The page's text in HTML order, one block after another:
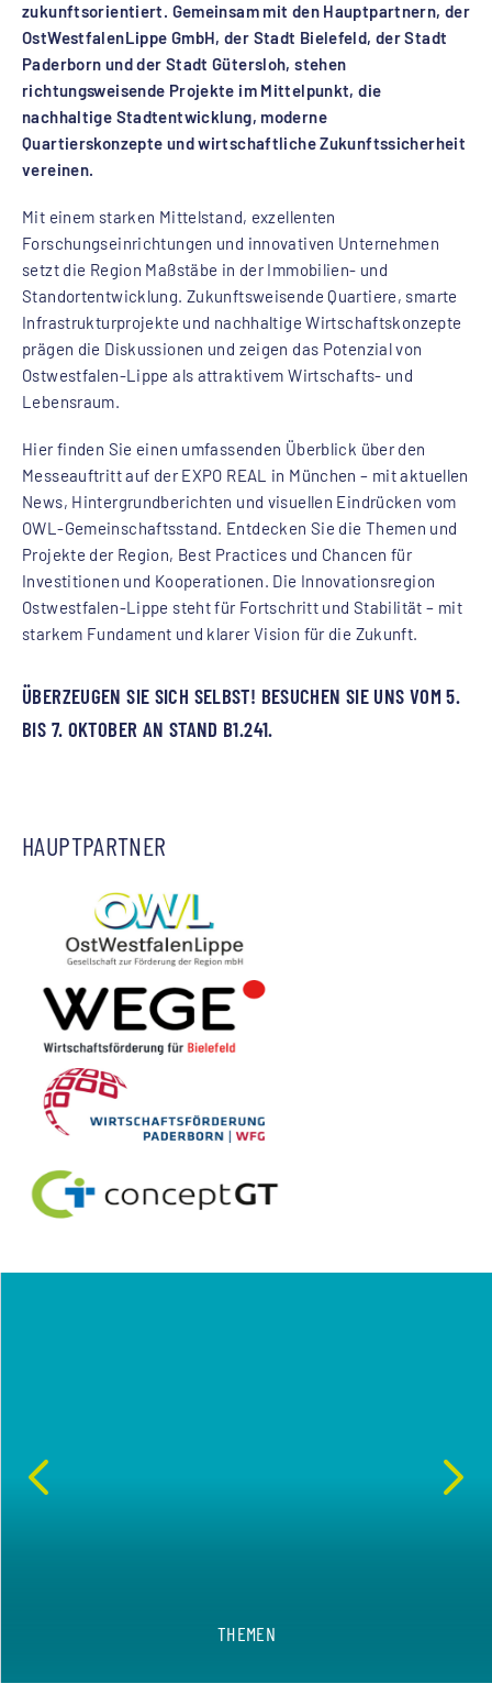
zukunftsorientiert. Gemeinsam mit den Hauptpartnern, der
OstWestfalenLippe GmbH, der Stadt Bielefeld, der Stadt
Paderborn und der Stadt Gütersloh, stehen
richtungsweisende Projekte im Mittelpunkt, die
nachhaltige Stadtentwicklung, moderne
Quartierskonzepte und wirtschaftliche Zukunftssicherheit
vereinen.
Mit einem starken Mittelstand, exzellenten
Forschungseinrichtungen und innovativen Unternehmen
setzt die Region Maßstäbe in der Immobilien- und
Standortentwicklung. Zukunftsweisende Quartiere, smarte
Infrastrukturprojekte und nachhaltige Wirtschaftskonzepte
prägen die Diskussionen und zeigen das Potenzial von
Ostwestfalen-Lippe als attraktivem Wirtschafts- und
Lebensraum.
Hier finden Sie einen umfassenden Überblick über den
Messeauftritt auf der EXPO REAL in München – mit aktuellen
News, Hintergrundberichten und visuellen Eindrücken vom
OWL-Gemeinschaftsstand. Entdecken Sie die Themen und
Projekte der Region, Best Practices und Chancen für
Investitionen und Kooperationen. Die Innovationsregion
Ostwestfalen-Lippe steht für Fortschritt und Stabilität – mit
starkem Fundament und klarer Vision für die Zukunft.
ÜBERZEUGEN SIE SICH SELBST! BESUCHEN SIE UNS VOM 5.
BIS 7. OKTOBER AN STAND B1.241.
HAUPTPARTNER
THEMEN